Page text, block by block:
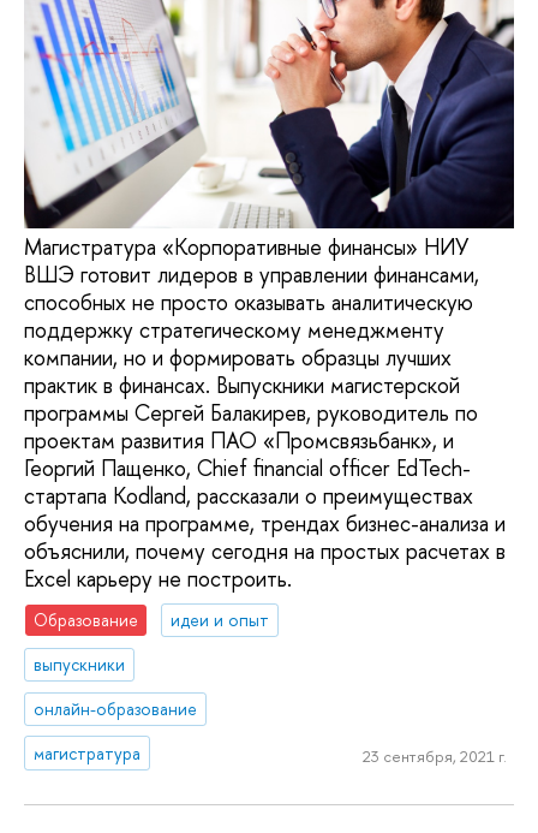
Магистратура «Корпоративные финансы» НИУ
ВШЭ готовит лидеров в управлении финансами,
способных не просто оказывать аналитическую
поддержку стратегическому менеджменту
компании, но и формировать образцы лучших
практик в финансах. Выпускники магистерской
программы Сергей Балакирев, руководитель по
проектам развития ПАО «Промсвязьбанк», и
Георгий Пащенко, Chief financial officer EdTech-
стартапа Kodland, рассказали о преимуществах
обучения на программе, трендах бизнес-анализа и
объяснили, почему сегодня на простых расчетах в
Excel карьеру не построить.
Образование
идеи и опыт
выпускники
онлайн-образование
магистратура
23 сентября, 2021 г.